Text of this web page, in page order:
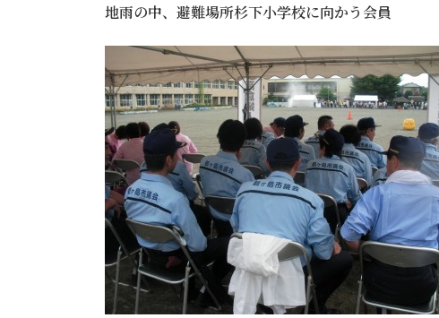
地雨の中、避難場所杉下小学校に向かう会員